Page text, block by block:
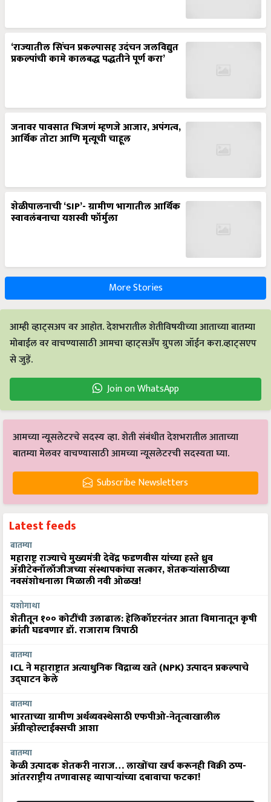
‘राज्यातील सिंचन प्रकल्पासह उदंचन जलविद्युत
प्रकल्पांची कामे कालबद्ध पद्धतीने पूर्ण करा’
जनावर पावसात भिजणं म्हणजे आजार, अपंगत्व,
आर्थिक तोटा आणि मृत्यूची चाहूल
शेळीपालनाची ‘SIP’- ग्रामीण भागातील आर्थिक
स्वावलंबनाचा यशस्वी फॉर्मुला
More Stories
आम्ही व्हाट्सअप वर आहोत. देशभरातील शेतीविषयीच्या आताच्या बातम्या
मोबाईल वर वाचण्यासाठी आमचा व्हाट्सअँप ग्रुपला जॉईन करा.व्हाट्सएप
से जुड़ें.
Join on WhatsApp
आमच्या न्यूसलेटरचे सदस्य व्हा. शेती संबंधीत देशभरातील आताच्या
बातम्या मेलवर वाचण्यासाठी आमच्या न्यूसलेटरची सदस्यता घ्या.
Subscribe Newsletters
Latest feeds
बातम्या
महाराष्ट्र राज्याचे मुख्यमंत्री देवेंद्र फडणवीस यांच्या हस्ते ध्रुव
ॲग्रीटेक्नॉलॉजीजच्या संस्थापकांचा सत्कार, शेतकऱ्यांसाठीच्या
नवसंशोधनाला मिळाली नवी ओळख!
यशोगाथा
शेतीतून १०० कोटींची उलाढाल: हेलिकॉप्टरनंतर आता विमानातून कृषी
क्रांती घडवणार डॉ. राजाराम त्रिपाठी
बातम्या
ICL ने महाराष्ट्रात अत्याधुनिक विद्राव्य खते (NPK) उत्पादन प्रकल्पाचे
उद्घाटन केले
बातम्या
भारताच्या ग्रामीण अर्थव्यवस्थेसाठी एफपीओ-नेतृत्वाखालील
अ‍ॅग्रीव्होल्टाईक्सची आशा
बातम्या
केळी उत्पादक शेतकरी नाराज… लाखोंचा खर्च करूनही विक्री ठप्प-
आंतरराष्ट्रीय तणावासह व्यापाऱ्यांच्या दबावाचा फटका!